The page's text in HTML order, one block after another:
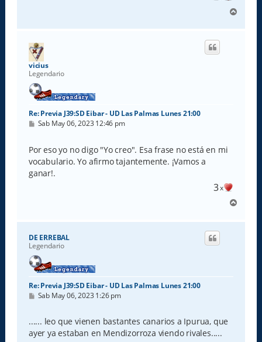
r
vicius
Legendario
Re: Previa J39:SD Eibar - UD Las Palmas Lunes 21:00
M
s
a
j
e
Sab May 06, 2023 12:46 pm
Por eso yo no digo "Yo creo". Esa frase no está en mi
vocabulario. Yo afirmo tajantemente. ¡Vamos a
ganar!.
3x
r
DE ERREBAL
Legendario
Re: Previa J39:SD Eibar - UD Las Palmas Lunes 21:00
M
a
j
Sab May 06, 2023 1:26 pm
...... leo que vienen bastantes canarios a Ipurua, que
ayer ya estaban en Mendizorroza viendo rivales.....